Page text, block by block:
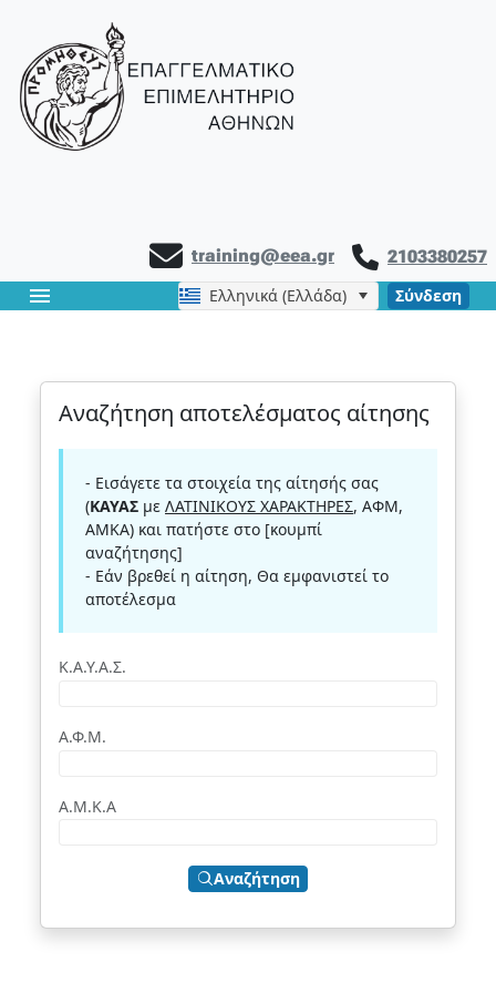
training@eea.gr 2103380257
menu Ελληνικά (Ελλάδα) Σύνδεση
Αναζήτηση αποτελέσματος αίτησης
- Εισάγετε τα στοιχεία της αίτησής σας
(ΚΑΥΑΣ με ΛΑΤΙΝΙΚΟΥΣ ΧΑΡΑΚΤΗΡΕΣ, ΑΦΜ,
ΑΜΚΑ) και πατήστε στο [κουμπί
αναζήτησης]
- Εάν βρεθεί η αίτηση, Θα εμφανιστεί το
αποτέλεσμα
Κ.Α.Υ.Α.Σ.
Α.Φ.Μ.
Α.Μ.Κ.Α
Αναζήτηση